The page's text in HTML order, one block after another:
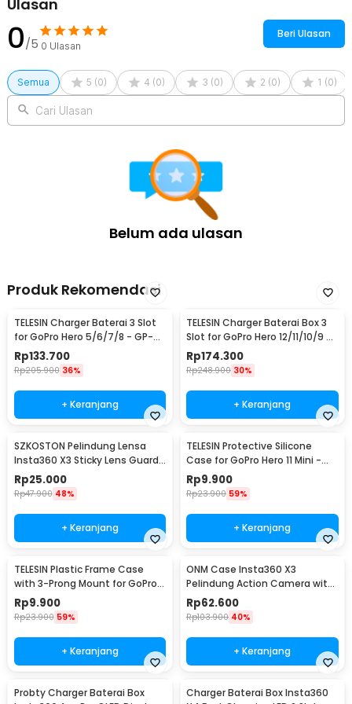
1 x Kabel USB Type C
Ulasan
0/5 0 Ulasan
Beri Ulasan
Semua 5 (0) 4 (0) 3 (0) 2 (0) 1 (0)
Cari Ulasan
Belum ada ulasan
Produk Rekomendasi
TELESIN Charger Baterai 3 Slot
for GoPro Hero 5/6/7/8 - GP-
BCG-502
Rp133.700
Rp205.900 36%
+ Keranjang
TELESIN Charger Baterai Box 3
Slot for GoPro Hero 12/11/10/9 -
GP-BCG-901
Rp174.300
Rp248.900 30%
+ Keranjang
SZKOSTON Pelindung Lensa
Insta360 X3 Sticky Lens Guard
Protector - SKX3
Rp25.000
Rp47.900 48%
+ Keranjang
TELESIN Protective Silicone
Case for GoPro Hero 11 Mini -
SPS-001
Rp9.900
Rp23.900 59%
+ Keranjang
TELESIN Plastic Frame Case
with 3-Prong Mount for GoPro
HERO11 Mini - FMS-002
Rp9.900
Rp23.900 59%
+ Keranjang
ONM Case Insta360 X3
Pelindung Action Camera with
Lens Cap Protector - ONM-X3
Rp62.600
Rp103.900 40%
+ Keranjang
Probty Charger Baterai Box
Charger Baterai Box Insta360